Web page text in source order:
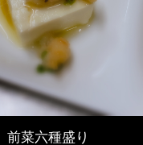
菜六種盛り